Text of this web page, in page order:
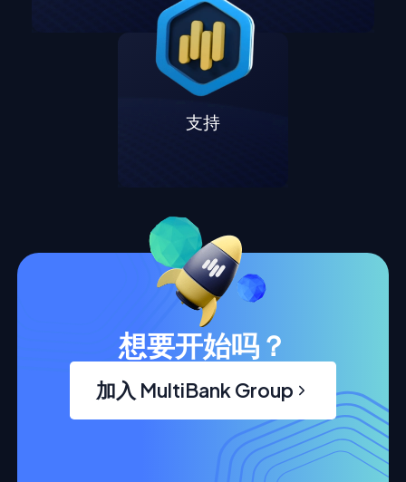
支持
想要开始吗？
加入 MultiBank Group